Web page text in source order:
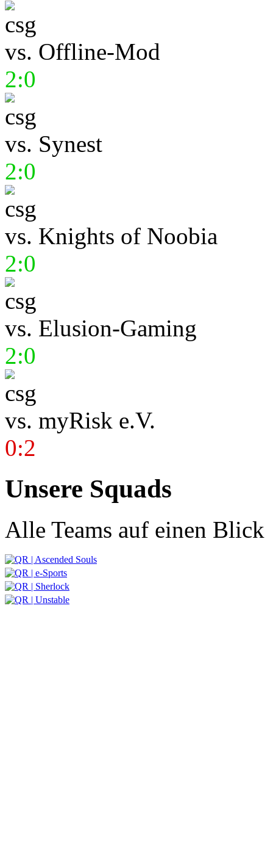
vs. Offline-Mod
2:0
vs. Synest
2:0
vs. Knights of Noobia
2:0
vs. Elusion-Gaming
2:0
vs. myRisk e.V.
0:2
Unsere Squads
Alle Teams auf einen Blick